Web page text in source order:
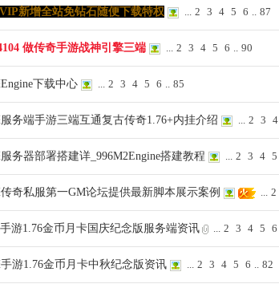
新增全站免钻石随便下载特权 ... 2 3 4 5 6 .. 87
做传奇手游战神引擎三端 ... 2 3 4 5 6 .. 90
下载中心 ... 2 3 4 5 6 .. 85
务端手游三端互通复古传奇1.76+内挂介绍 ... 2 3 4
务器部署搭建详_996M2Engine搭建教程 ... 2 3 4 5
奇私服第一GM论坛提供最新脚本展示案例 ... 2
游1.76金币月卡国庆纪念版服务端资讯 ... 2 3 4 5 6
游1.76金币月卡中秋纪念版资讯 ... 2 3 4 5 6 .. 82